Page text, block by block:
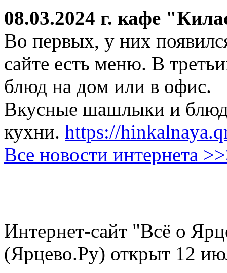
08.03.2024 г. кафе
Во первых, у них
сайте есть меню. В
блюд на дом или в офис.
Вкусные шашлыки и
кухни. https://
Все новости интернета
Интернет-сайт "Всё о
(Ярцево.Ру) открыт 12